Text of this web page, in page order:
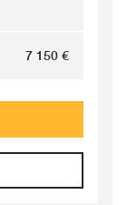
7 150 €